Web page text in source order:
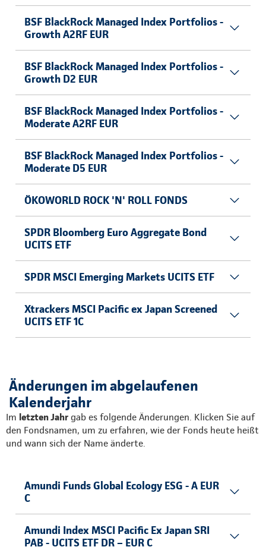
BSF BlackRock Managed Index Portfolios -
Growth A2RF EUR
BSF BlackRock Managed Index Portfolios -
Growth D2 EUR
BSF BlackRock Managed Index Portfolios -
Moderate A2RF EUR
BSF BlackRock Managed Index Portfolios -
Moderate D5 EUR
ÖKOWORLD ROCK 'N' ROLL FONDS
SPDR Bloomberg Euro Aggregate Bond
UCITS ETF
SPDR MSCI Emerging Markets UCITS ETF
Xtrackers MSCI Pacific ex Japan Screened
UCITS ETF 1C
Änderungen im abgelaufenen
Kalenderjahr
Im letzten Jahr gab es folgende Änderungen. Klicken Sie auf
den Fondsnamen, um zu erfahren, wie der Fonds heute heißt
und wann sich der Name änderte.
Amundi Funds Global Ecology ESG - A EUR
C
Amundi Index MSCI Pacific Ex Japan SRI
PAB - UCITS ETF DR – EUR C